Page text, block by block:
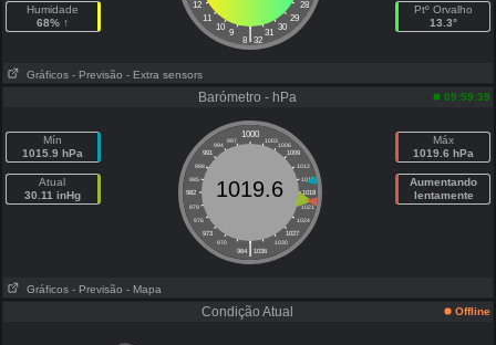
Humidade
68% ↑
12
28
11
29
10
30
9 31
|
8 32
Ptº Orvalho
13.3°
Gráficos - Previsão - Extra sensors
Barómetro - hPa 09:59:39
Mín
1015.9 hPa
Atual
30.11 inHg
1000
997 1003
994
1006
991
1009
988
1012
985
1015
982
1018
979
1021
976
1024
973
1027
970
1030
|
964 1036
1019.6
Máx
1019.6 hPa
Aumentando
lentamente
Gráficos - Previsão - Mapa
Condição Atual Offline